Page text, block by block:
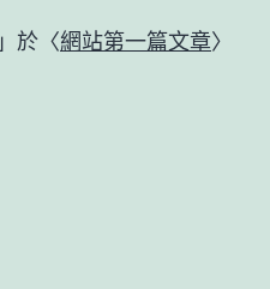
」於〈網站第一篇文章〉